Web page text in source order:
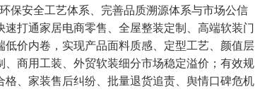
保安全工艺体系、完善品质溯源体系与市场公信
打通家居电商零售、全屋整装定制、高端软装门
价内卷，实现产品面料质感、定型工艺、颜值层
商用工装、外贸软装细分市场稳定溢价；有效规
、家装售后纠纷、批量退货追责、舆情口碑危机